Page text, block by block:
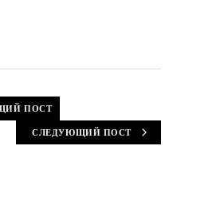
ПОСТ
СЛЕДУЮЩИЙ ПОСТ